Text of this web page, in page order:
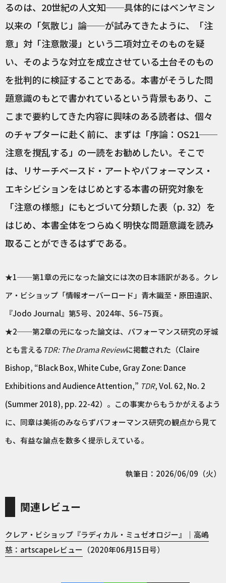
るのは、20世紀の人文知──具体的にはベンヤミン
以来の「気散じ」論──が試みてきたように、「注
意」対「注意散漫」という二項対立そのものを疑
い、そのような対立を成立させている土台そのもの
を批判的に検証することである。本書がそうした問
題意識のもとで書かれているという背景もあり、こ
こまで要約してきた内容に興味のある読者は、個々
のチャプターに赴く前に、まずは「序論：OS21──
注意を撹乱する」の一読をお勧めしたい。そこで
は、リサーチベースド・アートやパフォーマンス・
エキシビションをはじめとする本書の研究対象を
「注意の様態」にもとづいて分類した表（p. 32）を
はじめ、本書全体をつらぬく明快な問題意識を読み
取ることができるはずである。
★1──第1章の元になった論文には次の日本語訳がある。クレ
ア・ビショップ「情報オーバーロード」青木識至・原田遠訳、
『Jodo Journal』第5号、2024年、56–75頁。
★2──第2章の元になった論文は、パフォーマンス研究の牙城
とも言える TDR: The Drama Reviewに掲載された（Claire
Bishop, “Black Box, White Cube, Gray Zone: Dance
Exhibitions and Audience Attention,” TDR, Vol. 62, No. 2
(Summer 2018), pp. 22-42）。この事実からもうかがえるよう
に、同章は美術のみならずパフォーマンス研究の観点から見て
も、有益な論点を数多く提示しえている。
執筆日：2026/06/09（火）
関連レビュー
クレア・ビショップ『ラディカル・ミュゼオロジー』｜高嶋
慈：artscapeレビュー （2020年06月15日号）